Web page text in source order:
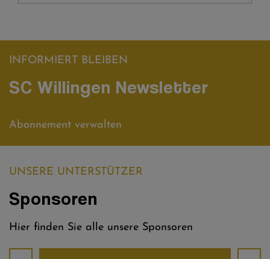
INFORMIERT BLEIBEN
SC Willingen Newsletter
Abonnement verwalten
UNSERE UNTERSTÜTZER
Sponsoren
Hier finden Sie alle unsere Sponsoren